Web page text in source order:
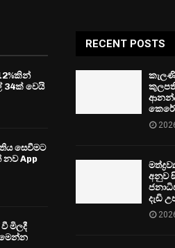
34ක් වෙයි
සෙවීමට
නව App
මිලදී
RECENT POSTS
කෙරේ
අනුව
දැඩි